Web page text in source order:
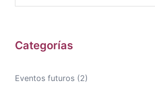
Categorías
Eventos futuros (2)